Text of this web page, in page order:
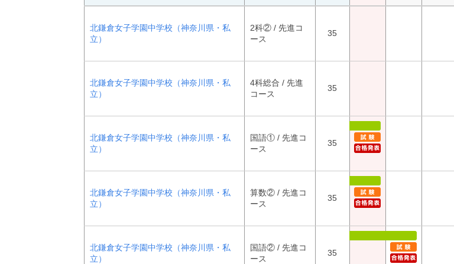
北鎌倉女子学園中学校（神奈川県・私
立）
2科② / 先進コ
ース
35
北鎌倉女子学園中学校（神奈川県・私
立）
4科総合 / 先進
コース
35
北鎌倉女子学園中学校（神奈川県・私
立）
国語① / 先進コ
ース
35
北鎌倉女子学園中学校（神奈川県・私
立）
算数② / 先進コ
ース
35
北鎌倉女子学園中学校（神奈川県・私
立）
国語② / 先進コ
ース
35